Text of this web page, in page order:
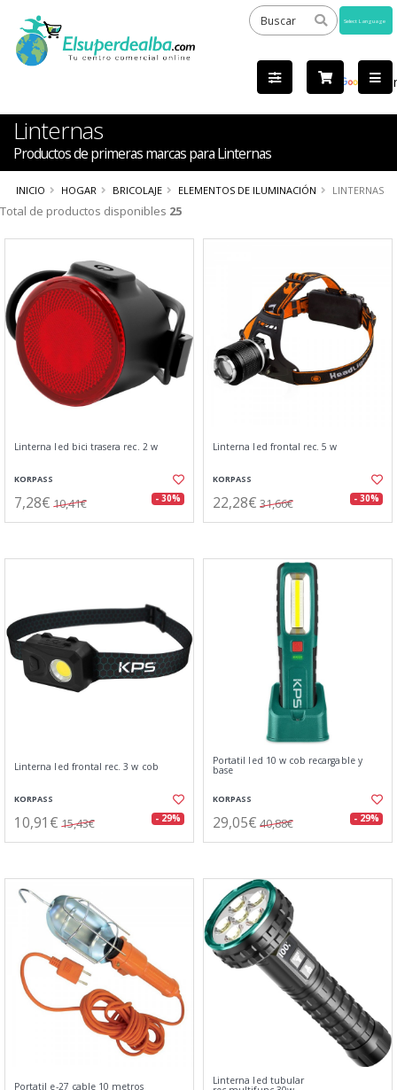
by
Linternas
Productos de primeras marcas para Linternas
INICIO HOGAR BRICOLAJE ELEMENTOS DE ILUMINACIÓN LINTERNAS
Total de productos disponibles 25
Linterna led bici trasera rec. 2 w
KORPASS
7,28€ 10,41€ - 30%
Linterna led frontal rec. 5 w
KORPASS
22,28€ 31,66€ - 30%
Linterna led frontal rec. 3 w cob
KORPASS
10,91€ 15,43€ - 29%
Portatil led 10 w cob recargable y
base
KORPASS
29,05€ 40,88€ - 29%
Portatil e-27 cable 10 metros Linterna led tubular